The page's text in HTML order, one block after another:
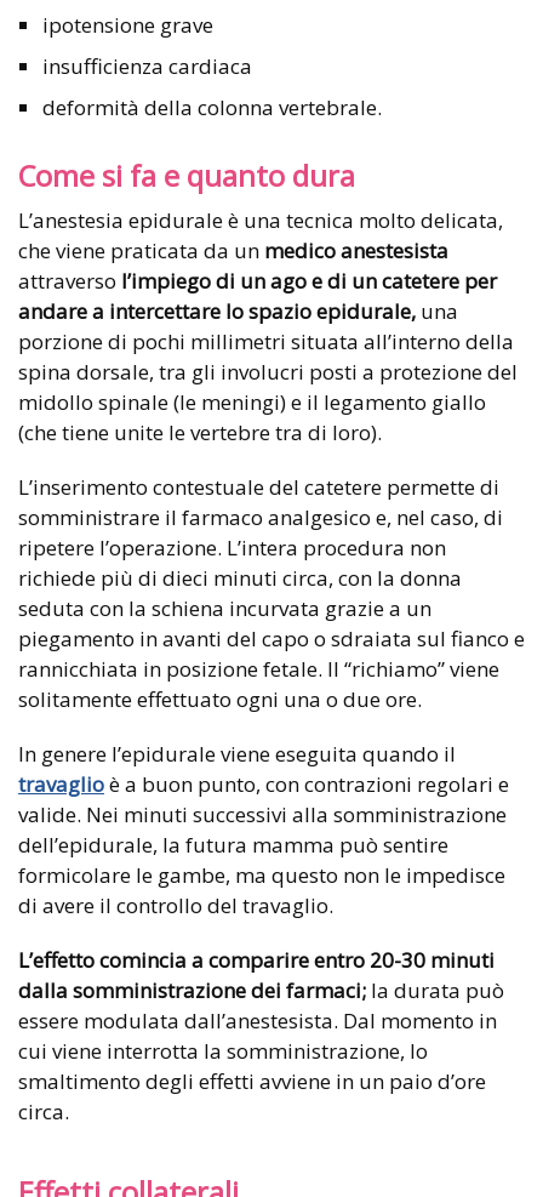
ipotensione grave
insufficienza cardiaca
deformità della colonna vertebrale.
Come si fa e quanto dura
L’anestesia epidurale è una tecnica molto delicata,
che viene praticata da un medico anestesista
attraverso l’impiego di un ago e di un catetere per
andare a intercettare lo spazio epidurale, una
porzione di pochi millimetri situata all’interno della
spina dorsale, tra gli involucri posti a protezione del
midollo spinale (le meningi) e il legamento giallo
(che tiene unite le vertebre tra di loro).
L’inserimento contestuale del catetere permette di
somministrare il farmaco analgesico e, nel caso, di
ripetere l’operazione. L’intera procedura non
richiede più di dieci minuti circa, con la donna
seduta con la schiena incurvata grazie a un
piegamento in avanti del capo o sdraiata sul fianco e
rannicchiata in posizione fetale. Il “richiamo” viene
solitamente effettuato ogni una o due ore.
In genere l’epidurale viene eseguita quando il
travaglioè a buon punto, con contrazioni regolari e
valide. Nei minuti successivi alla somministrazione
dell’epidurale, la futura mamma può sentire
formicolare le gambe, ma questo non le impedisce
di avere il controllo del travaglio.
L’effetto comincia a comparire entro 20-30 minuti
dalla somministrazione dei farmaci; la durata può
essere modulata dall’anestesista. Dal momento in
cui viene interrotta la somministrazione, lo
smaltimento degli effetti avviene in un paio d’ore
circa.